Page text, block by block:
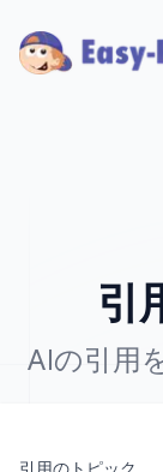
引
AIの引用
引用のトピック